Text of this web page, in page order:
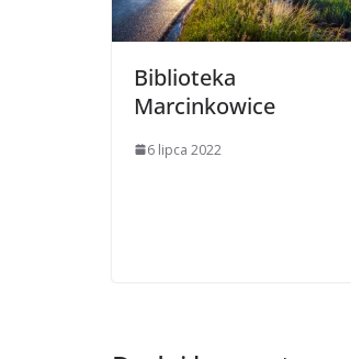
Biblioteka
Marcinkowice
6 lipca 2022